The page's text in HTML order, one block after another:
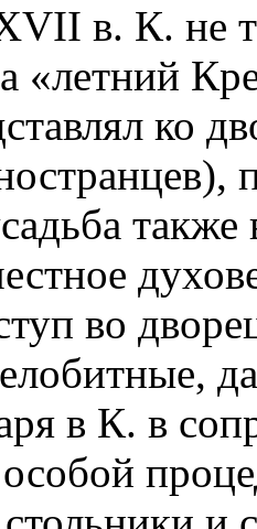
в. К. не
«летний
ко
во
в К. в